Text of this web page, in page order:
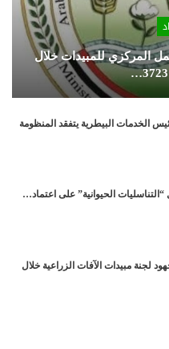
المركزي للمبيدات خلال
الخدمات البيطرية يتفقد المنظومة
الحيوانية” على اعتماد…
لجنة مبيدات الآفات الزراعية خلال